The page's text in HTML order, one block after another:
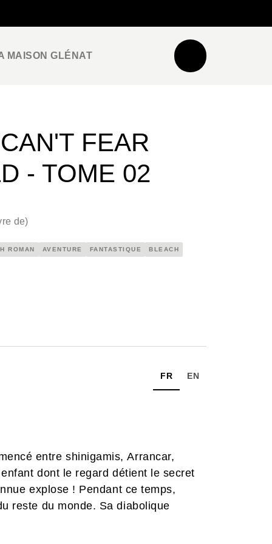
MAISON GLÉNAT
FEAR
- TOME 02
de)
ROMAN AVENTURE FANTASTIQUE BLEACH
FR EN
entre shinigamis, Arrancar,
dont le regard détient le secret
explose ! Pendant ce temps,
reste du monde. Sa diabolique